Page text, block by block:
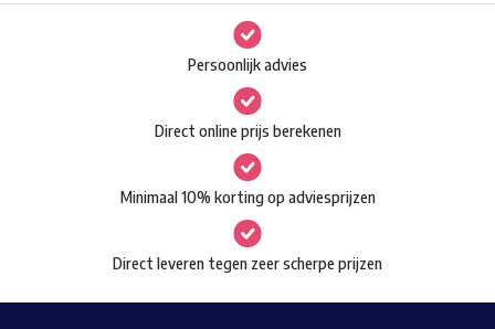
Waar ben je naar op zoek?
Deze
optie
kan
gekozen
worden
op
de
productpagina
Persoonlijk advies
Direct online prijs berekenen
Minimaal 10% korting op adviesprijzen
Direct leveren tegen zeer scherpe prijzen